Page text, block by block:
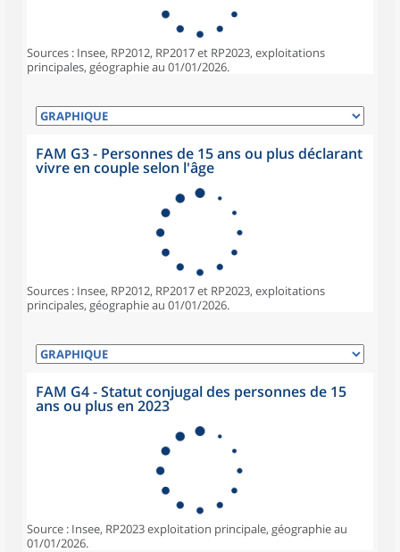
Sources : Insee, RP2012, RP2017 et RP2023, exploitations
principales, géographie au 01/01/2026.
FAM G3 - Personnes de 15 ans ou plus déclarant
vivre en couple selon l'âge
Sources : Insee, RP2012, RP2017 et RP2023, exploitations
principales, géographie au 01/01/2026.
FAM G4 - Statut conjugal des personnes de 15
ans ou plus en 2023
Source : Insee, RP2023 exploitation principale, géographie au
01/01/2026.